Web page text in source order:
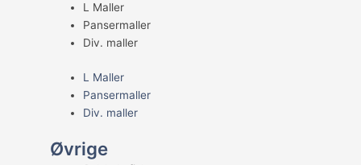
L Maller
Pansermaller
Div. maller
L Maller
Pansermaller
Div. maller
Øvrige